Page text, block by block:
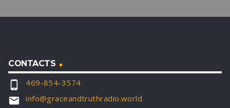
CONTACTS
phone_android 469-854-3574
email info@graceandtruthradio.world